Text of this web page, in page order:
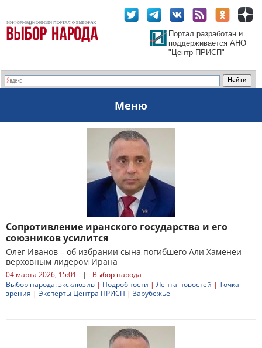
Портал разработан и
поддерживается АНО
"Центр ПРИСП"
Меню
Сопротивление иранского государства и его
союзников усилится
Олег Иванов – об избрании сына погибшего Али Хаменеи
верховным лидером Ирана
04 марта 2026, 15:01 |
Выбор народа
Выбор народа: эксклюзив | Подробности | Лента новостей | Точка
зрения | Эксперты Центра ПРИСП | Зарубежье